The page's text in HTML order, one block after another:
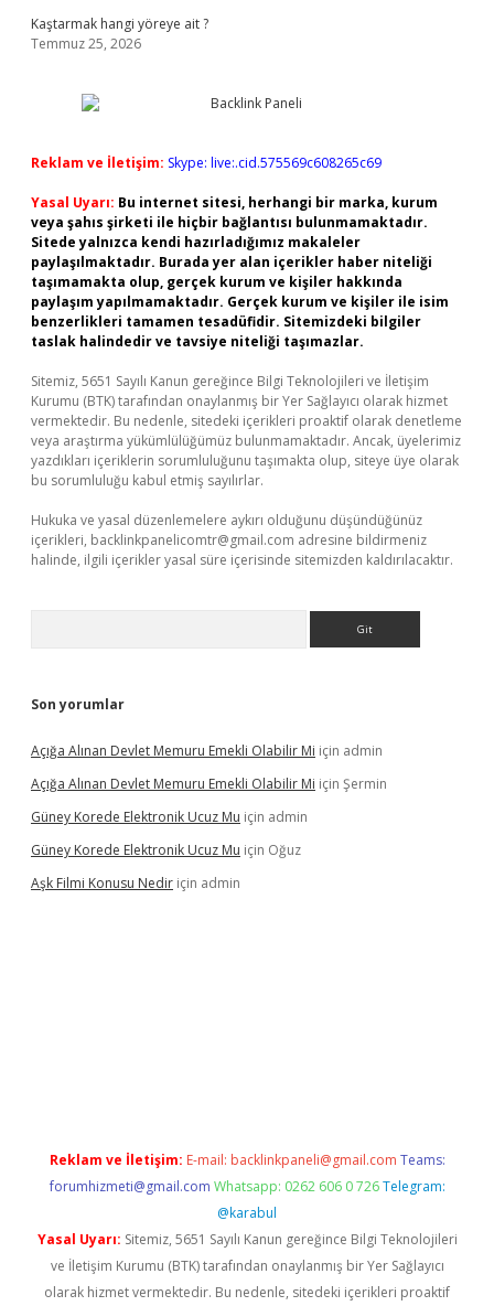
Kaştarmak hangi yöreye ait ?
Temmuz 25, 2026
Reklam ve İletişim: Skype: live:.cid.575569c608265c69
Yasal Uyarı: Bu internet sitesi, herhangi bir marka, kurum
veya şahıs şirketi ile hiçbir bağlantısı bulunmamaktadır.
Sitede yalnızca kendi hazırladığımız makaleler
paylaşılmaktadır. Burada yer alan içerikler haber niteliği
taşımamakta olup, gerçek kurum ve kişiler hakkında
paylaşım yapılmamaktadır. Gerçek kurum ve kişiler ile isim
benzerlikleri tamamen tesadüfidir. Sitemizdeki bilgiler
taslak halindedir ve tavsiye niteliği taşımazlar.
Sitemiz, 5651 Sayılı Kanun gereğince Bilgi Teknolojileri ve İletişim
Kurumu (BTK) tarafından onaylanmış bir Yer Sağlayıcı olarak hizmet
vermektedir. Bu nedenle, sitedeki içerikleri proaktif olarak denetleme
veya araştırma yükümlülüğümüz bulunmamaktadır. Ancak, üyelerimiz
yazdıkları içeriklerin sorumluluğunu taşımakta olup, siteye üye olarak
bu sorumluluğu kabul etmiş sayılırlar.
Hukuka ve yasal düzenlemelere aykırı olduğunu düşündüğünüz
içerikleri, backlinkpanelicomtr@gmail.com adresine bildirmeniz
halinde, ilgili içerikler yasal süre içerisinde sitemizden kaldırılacaktır.
Son yorumlar
Açığa Alınan Devlet Memuru Emekli Olabilir Mi için admin
Açığa Alınan Devlet Memuru Emekli Olabilir Mi için Şermin
Güney Korede Elektronik Ucuz Mu için admin
Güney Korede Elektronik Ucuz Mu için Oğuz
Aşk Filmi Konusu Nedir için admin
Reklam ve İletişim: E-mail: backlinkpaneli@gmail.com Teams:
forumhizmeti@gmail.com Whatsapp: 0262 606 0 726 Telegram:
@karabul
Yasal Uyarı: Sitemiz, 5651 Sayılı Kanun gereğince Bilgi Teknolojileri
ve İletişim Kurumu (BTK) tarafından onaylanmış bir Yer Sağlayıcı
olarak hizmet vermektedir. Bu nedenle, sitedeki içerikleri proaktif